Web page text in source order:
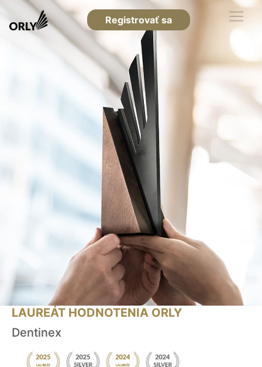
Registrovať sa
LAUREÁT HODNOTENIA ORLY
Dentinex